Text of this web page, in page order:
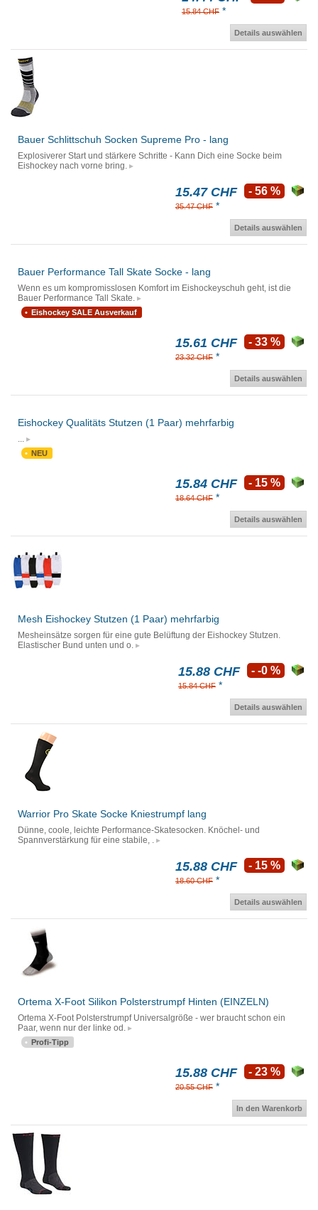
15.84 CHF *
Details auswählen
Bauer Schlittschuh Socken Supreme Pro - lang
Explosiverer Start und stärkere Schritte - Kann Dich eine Socke beim
Eishockey nach vorne bring.
15.47 CHF
35.47 CHF *
- 56 %
Details auswählen
Bauer Performance Tall Skate Socke - lang
Wenn es um kompromisslosen Komfort im Eishockeyschuh geht, ist die
Bauer Performance Tall Skate.
Eishockey SALE Ausverkauf
15.61 CHF
23.32 CHF *
- 33 %
Details auswählen
Eishockey Qualitäts Stutzen (1 Paar) mehrfarbig
...
NEU
15.84 CHF
18.64 CHF *
- 15 %
Details auswählen
Mesh Eishockey Stutzen (1 Paar) mehrfarbig
Mesheinsätze sorgen für eine gute Belüftung der Eishockey Stutzen.
Elastischer Bund unten und o.
15.88 CHF
15.84 CHF *
- -0 %
Details auswählen
Warrior Pro Skate Socke Kniestrumpf lang
Dünne, coole, leichte Performance-Skatesocken. Knöchel- und
Spannverstärkung für eine stabile, .
15.88 CHF
18.60 CHF *
- 15 %
Details auswählen
Ortema X-Foot Silikon Polsterstrumpf Hinten (EINZELN)
Ortema X-Foot Polsterstrumpf Universalgröße - wer braucht schon ein
Paar, wenn nur der linke od.
Profi-Tipp
15.88 CHF
20.55 CHF *
- 23 %
In den Warenkorb